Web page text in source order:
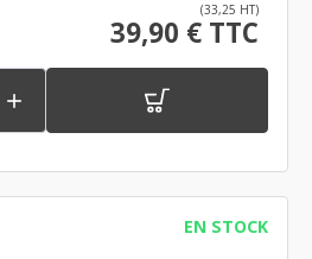
(33,25 HT)
39,90 € TTC

EN STOCK